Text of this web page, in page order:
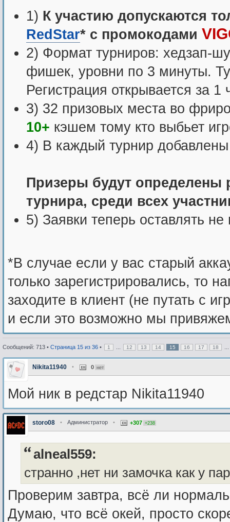
1) К участию допускаются
RedStar* с промокодами
2) Формат турниров: хедзап-
фишек, уровни по 3 минуты.
Регистрация открывается за 1
3) 32 призовых места во
10+ кэшем тому кто выбьет
4) В каждый турнир
Призеры будут определены
турнира, среди всех
5) Заявки теперь оставлять
*В случае если у вас старый
только зарегистрировались, то
заходите в клиент (не путать с
и если это возможно мы
Сообщений: 713 • Страница 15 из 36 • 1 12 13 14 15 16 17 18
Nikita11940 • 0 нет
Мой ник в редстар Nikita11940
storo08 • Администратор • +307 +238
alneal559:
странно ,нет ни замочка как у
Проверим завтра, всё ли
Думаю, что всё окей, просто